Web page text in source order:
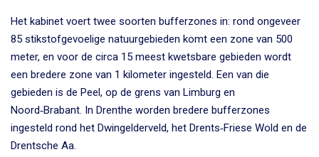
Het kabinet voert twee soorten bufferzones in: rond ongeveer
85 stikstofgevoelige natuurgebieden komt een zone van 500
meter, en voor de circa 15 meest kwetsbare gebieden wordt
een bredere zone van 1 kilometer ingesteld. Een van die
gebieden is de Peel, op de grens van Limburg en
Noord‑Brabant. In Drenthe worden bredere bufferzones
ingesteld rond het Dwingelderveld, het Drents‑Friese Wold en de
Drentsche Aa.